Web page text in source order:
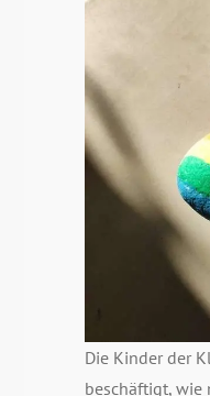
Die Kinder der
beschäftigt,